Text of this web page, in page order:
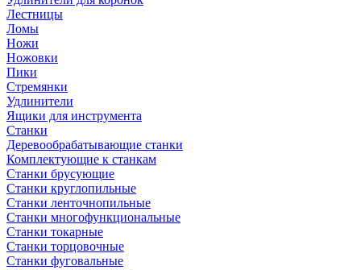
Лестницы
Ломы
Ножи
Ножовки
Пики
Стремянки
Удлинители
Ящики для инструмента
Станки
Деревообрабатывающие станки
Комплектующие к станкам
Станки брусующие
Станки круглопильные
Станки ленточнопильные
Станки многофункциональные
Станки токарные
Станки торцовочные
Станки фуговальные